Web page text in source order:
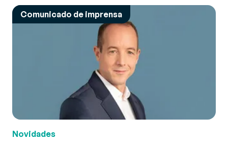
Comunicado de imprensa
Novidades